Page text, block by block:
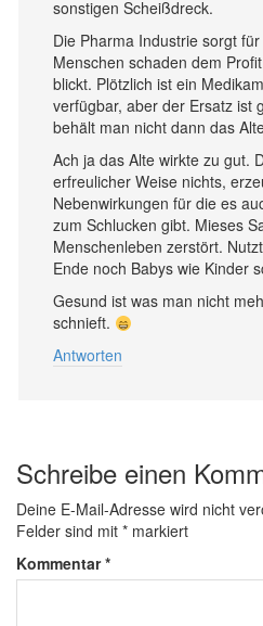
sonstigen Scheißdreck.
Die Pharma Industrie sorgt
Menschen schaden dem
blickt. Plötzlich ist ein
verfügbar, aber der Ersatz ist
behält man nicht dann das
Ach ja das Alte wirkte zu gut.
erfreulicher Weise nichts,
Nebenwirkungen für die es
zum Schlucken gibt. Mieses
Menschenleben zerstört.
Ende noch Babys wie Kinder
Gesund ist was man nicht
schnieft.
Antworten
Schreibe einen
Deine E-Mail-Adresse wird nicht
Felder sind mit * markiert
Kommentar*